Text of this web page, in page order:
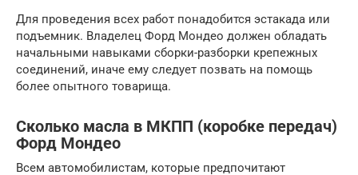
Для проведения всех работ понадобится эстакада или
подъемник. Владелец Форд Мондео должен обладать
начальными навыками сборки-разборки крепежных
соединений, иначе ему следует позвать на помощь
более опытного товарища.
Сколько масла в МКПП (коробке передач)
Форд Мондео
Всем автомобилистам, которые предпочитают